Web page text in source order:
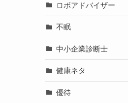
ロボアドバイザー
不眠
中小企業診断士
健康ネタ
優待